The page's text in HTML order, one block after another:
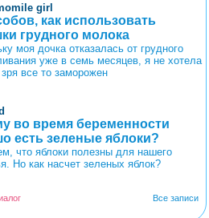
girl
как использовать
грудного молока
моя дочка отказалась от грудного
уже в семь месяцев, я не хотела
зря все то заморожен
во время беременности
есть зеленые яблоки?
что яблоки полезны для нашего
Но как насчет зеленых яблок?
Все записи